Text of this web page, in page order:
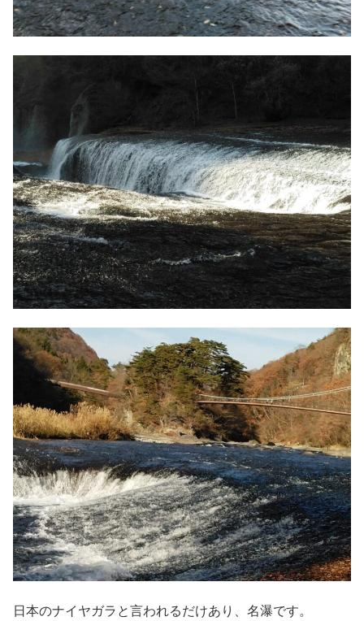
日本のナイヤガラと言われるだけあり、名瀑です。